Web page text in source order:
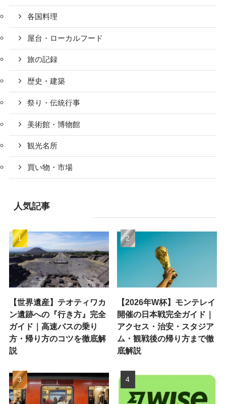
各国料理
屋台・ローカルフード
旅の記録
歴史・建築
祭り・伝統行事
美術館・博物館
観光名所
買い物・市場
人気記事
【世界遺産】テオティワカ
ン遺跡への『行き方』完全
ガイド｜高速バスの乗り
方・帰り方のコツを徹底解
説
【2026年W杯】モンテレイ
開催の日本戦完全ガイド｜
アクセス・治安・スタジア
ム・観戦後の帰り方まで徹
底解説